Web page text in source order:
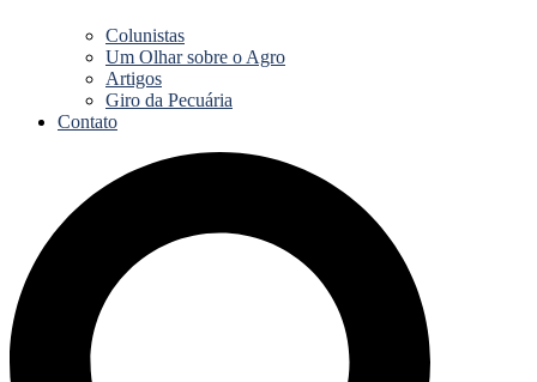
Colunistas
Um Olhar sobre o Agro
Artigos
Giro da Pecuária
Contato